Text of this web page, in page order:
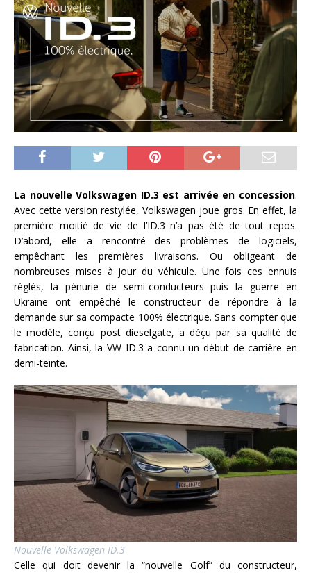
La nouvelle Volkswagen ID.3 est arrivée en concession.
Avec cette version restylée, Volkswagen joue gros. En effet, la
première moitié de vie de l’ID.3 n’a pas été de tout repos.
D’abord, elle a rencontré des problèmes de logiciels,
empêchant les premières livraisons. Ou obligeant de
nombreuses mises à jour du véhicule. Une fois ces ennuis
réglés, la pénurie de semi-conducteurs puis la guerre en
Ukraine ont empêché le constructeur de répondre à la
demande sur sa compacte 100% électrique. Sans compter que
le modèle, conçu post dieselgate, a déçu par sa qualité de
fabrication. Ainsi, la VW ID.3 a connu un début de carrière en
demi-teinte.
Nouvelle Volkswagen ID.3
Celle qui doit devenir la “nouvelle Golf” du constructeur,